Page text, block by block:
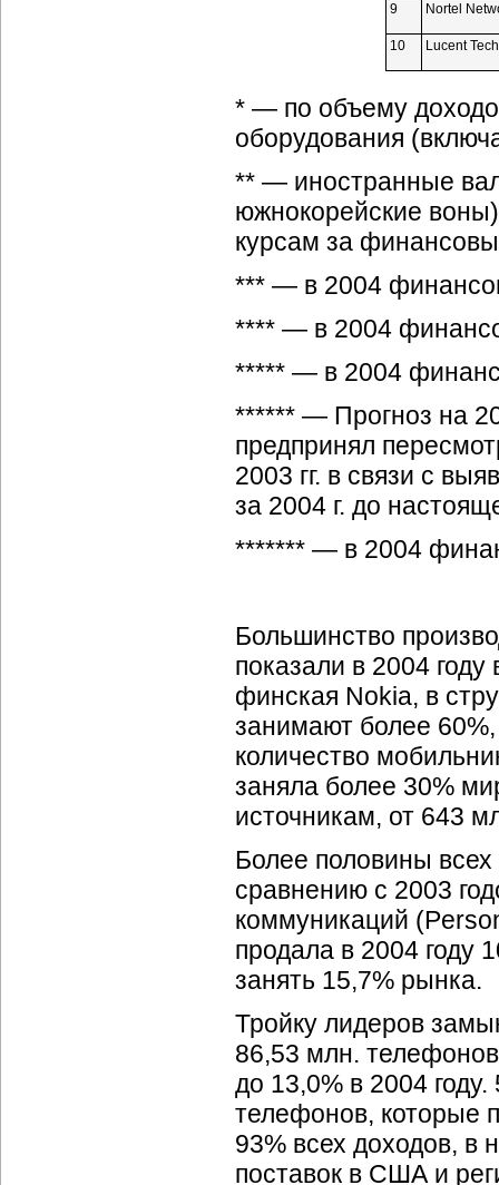
9 Nortel
10 Lucent
* — по объему
оборудования
** — иностранные
южнокорейские
курсам за
*** — в 2004
**** — в 2004
***** — в 2004
****** — Прогноз на
предпринял
2003 гг. в связи с
за 2004 г. до
******* — в 2004
Большинство
показали в 2004
финская Nokia, в
занимают более
количество
заняла более 30%
источникам, от 643
Более половины
сравнению с 2003
коммуникаций
продала в 2004 году
занять 15,7% рынка.
Тройку лидеров
86,53 млн.
до 13,0% в 2004 году.
телефонов, которые
93% всех доходов, в
поставок в США и